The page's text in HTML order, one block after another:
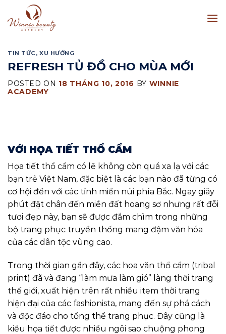
to
content
TIN TỨC,XU HƯỚNG
REFRESH TỦ ĐỒ CHO MÙA MỚI
POSTED ON 18 THÁNG 10, 2016 BY WINNIE
ACADEMY
VỚI HỌA TIẾT THỔ CẨM
Họa tiết thổ cẩm có lẽ không còn quá xa lạ với các
bạn trẻ Việt Nam, đặc biệt là các bạn nào đã từng có
cơ hội đến với các tỉnh miền núi phía Bắc. Ngay giây
phút đặt chân đến miền đất hoang sơ nhưng rất đỗi
tươi đẹp này, bạn sẽ được đắm chìm trong những
bộ trang phục truyền thống mang đậm văn hóa
của các dân tộc vùng cao.
Trong thời gian gần đây, các hoa văn thổ cẩm (tribal
print) đã và đang “làm mưa làm gió” làng thời trang
thế giới, xuất hiện trên rất nhiều item thời trang
hiện đại của các fashionista, mang đến sự phá cách
và độc đáo cho tổng thể trang phục. Đây cũng là
kiểu họa tiết được nhiều ngôi sao chuộng phong